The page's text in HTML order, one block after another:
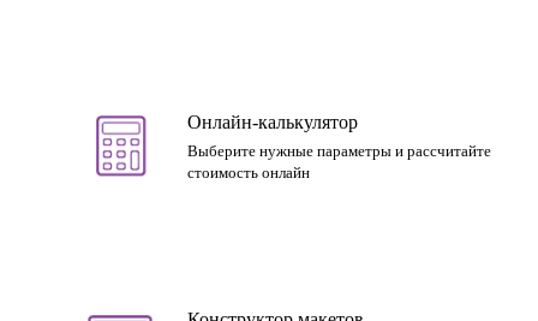
Онлайн-калькулятор
Выберите нужные параметры и рассчитайте
стоимость онлайн